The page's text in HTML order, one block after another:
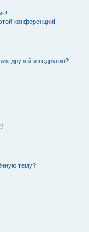
конференции!
друзей и недругов?
тему?